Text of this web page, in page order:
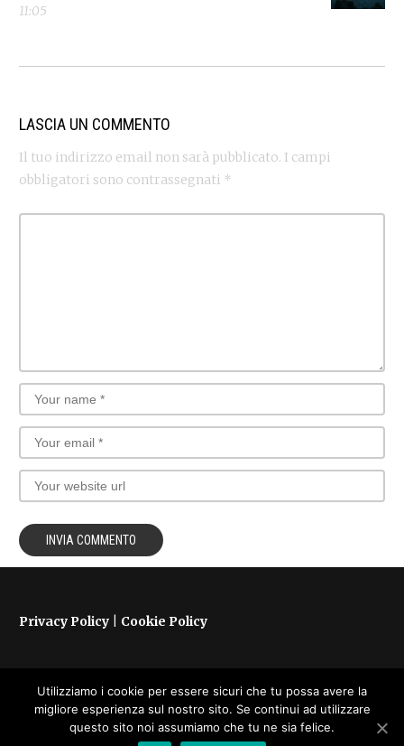
11:05
LASCIA UN COMMENTO
Il tuo indirizzo email non sarà pubblicato. I campi
obbligatori sono contrassegnati *
Privacy Policy Cookie Policy
Copyright © 2024 - Conscious Journeys | powered by
monogram°
Utilizziamo i cookie per essere sicuri che tu possa avere la
migliore esperienza sul nostro sito. Se continui ad utilizzare
questo sito noi assumiamo che tu ne sia felice.